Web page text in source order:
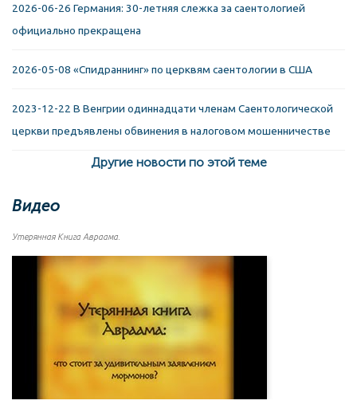
2026-06-26 Германия: 30-летняя слежка за саентологией
официально прекращена
2026-05-08 «Спидраннинг» по церквям саентологии в США
2023-12-22 В Венгрии одиннадцати членам Саентологической
церкви предъявлены обвинения в налоговом мошенничестве
Другие новости по этой теме
Видео
Утерянная Книга Авраама.